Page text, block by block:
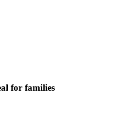
for families